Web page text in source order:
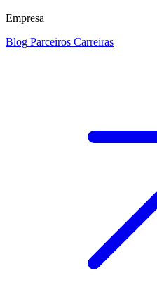
Empresa
Blog Parceiros Carreiras